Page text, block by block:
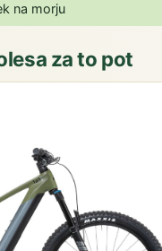
na morju
za to pot